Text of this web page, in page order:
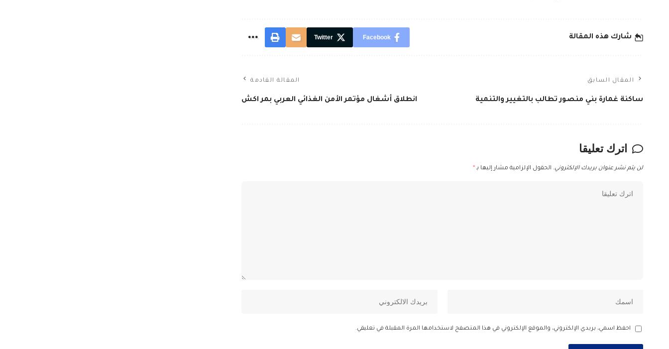
شارك هذه المقالة Facebook
Twitter
المقال السابق
ساكنة غمارة بني منصور تطالب بالتغيير والتنمية
المقالة القادمة
انطلاق أشغال مؤتمر الأمن الغذائي العربي بمر اكش
اترك تعليقا
لن يتم نشر عنوان بريدك الإلكتروني. الحقول الإلزامية مشار إليها بـ *
احفظ اسمي، بريدي الإلكتروني، والموقع الإلكتروني في هذا المتصفح لاستخدامها المرة المقبلة في تعليقي.